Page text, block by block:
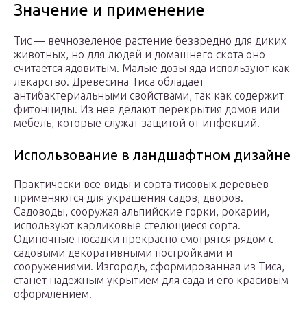
Значение и применение
Тис — вечнозеленое растение безвредно для диких
животных, но для людей и домашнего скота оно
считается ядовитым. Малые дозы яда используют как
лекарство. Древесина Тиса обладает
антибактериальными свойствами, так как содержит
фитонциды. Из нее делают перекрытия домов или
мебель, которые служат защитой от инфекций.
Использование в ландшафтном дизайне
Практически все виды и сорта тисовых деревьев
применяются для украшения садов, дворов.
Садоводы, сооружая альпийские горки, рокарии,
используют карликовые стелющиеся сорта.
Одиночные посадки прекрасно смотрятся рядом с
садовыми декоративными постройками и
сооружениями. Изгородь, сформированная из Тиса,
станет надежным укрытием для сада и его красивым
оформлением.